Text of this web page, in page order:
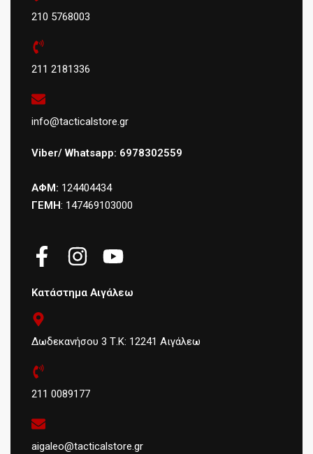
210 5768003
211 2181336
info@tacticalstore.gr
Viber/ Whatsapp: 6978302559
ΑΦΜ: 124404434
ΓΕΜΗ: 147469103000
Κατάστημα Αιγάλεω
Δωδεκανήσου 3 Τ.Κ: 12241 Αιγάλεω
211 0089177
aigaleo@tacticalstore.gr